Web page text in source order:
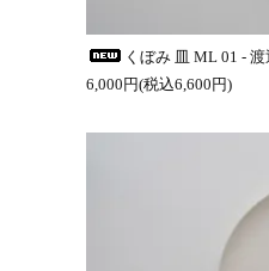
くぼみ 皿 ML 01 - 渡
6,000円(税込6,600円)